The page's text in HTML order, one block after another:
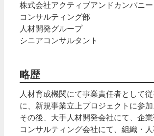
株式会社アクティブアンドカンパニー
コンサルティング部
人材開発グループ
シニアコンサルタント
略歴
人材育成機関にて事業責任者として
に、新規事業立上プロジェクトに参加
その後、大手人材開発会社にて、企業
コンサルティング会社にて、組織・